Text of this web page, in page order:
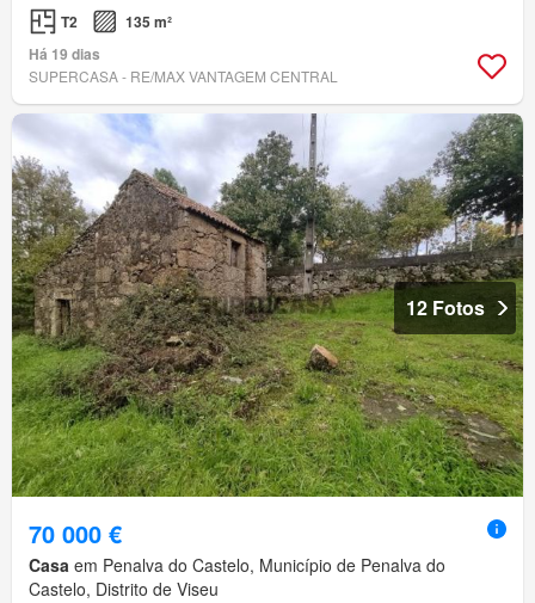
T2
135 m²
Há 19 dias
SUPERCASA - RE/MAX VANTAGEM CENTRAL
12 Fotos
70 000 €
Casa em Penalva do Castelo, Município de Penalva do
Castelo, Distrito de Viseu